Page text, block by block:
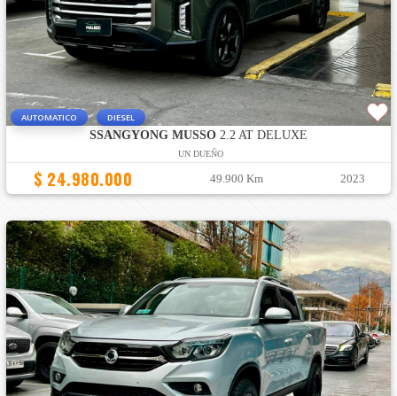
AUTOMATICO DIESEL
SSANGYONG MUSSO2.2 AT DELUXE
UN DUEÑO
$ 24.980.000 49.900 Km 2023